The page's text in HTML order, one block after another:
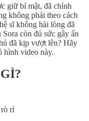
giữ bí mật, đã chính
không phải theo cách
sĩ không hài lòng đã
còn đủ sức gây ấn
đã kịp vượt lên? Hãy
hình video này.
rỉ